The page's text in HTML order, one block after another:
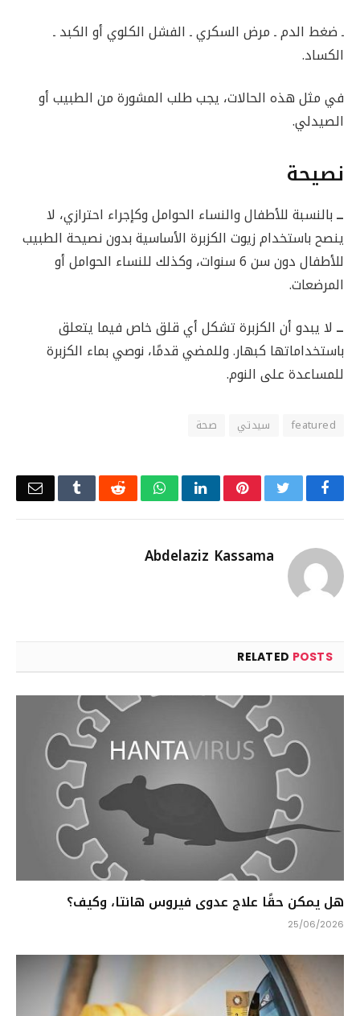
ـ ضغط الدم ـ مرض السكري ـ الفشل الكلوي أو الكبد ـ
الكساد.
في مثل هذه الحالات، يجب طلب المشورة من الطبيب أو
الصيدلي.
نصيحة
ــبالنسبة للأطفال والنساء الحوامل وكإجراء احترازي، لا
ينصح باستخدام زيوت الكزبرة الأساسية بدون نصيحة الطبيب
للأطفال دون سن 6 سنوات، وكذلك للنساء الحوامل أو
المرضعات.
ــ لا يبدو أن الكزبرة تشكل أي قلق خاص فيما يتعلق
باستخداماتها كبهار. وللمضي قدمًا، نوصي بماء الكزبرة
للمساعدة على النوم.
featured سيدتي صحة
Facebook
Twitter
Pinterest
LinkedIn
WhatsApp
Reddit
Tumblr
Abdelaziz Kassama
RELATED POSTS
هل يمكن حقًا علاج عدوى فيروس هانتا، وكيف؟
25/06/2026